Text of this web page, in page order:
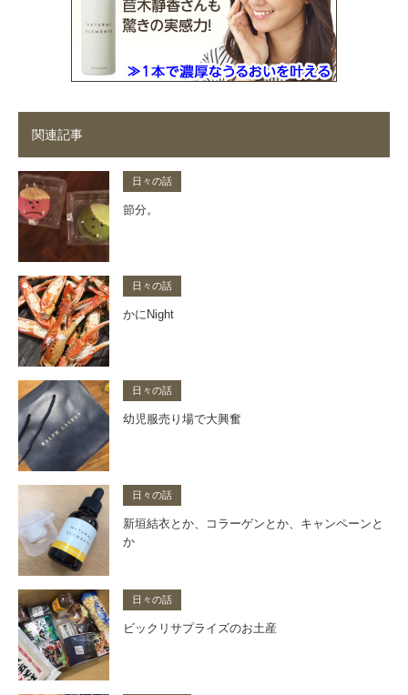
関連記事
日々の話
節分。
日々の話
かにNight
日々の話
幼児服売り場で大興奮
日々の話
新垣結衣とか、コラーゲンとか、キャンペーンと
か
日々の話
ビックリサプライズのお土産